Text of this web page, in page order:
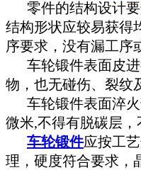
零件的结构设计要
结构形状应较易获得
序要求，没有漏工序
车轮锻件表面皮进
物，也无碰伤、裂纹
车轮锻件表面淬火
微米,不得有脱碳层，
车轮锻件应按工
理，硬度符合要求，